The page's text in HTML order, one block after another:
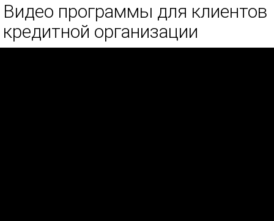
Видео программы для клиентов
кредитной организации